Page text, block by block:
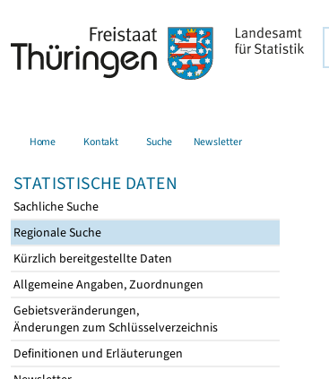
Home Kontakt Suche Newsletter
STATISTISCHE DATEN
Sachliche Suche
Regionale Suche
Kürzlich bereitgestellte Daten
Allgemeine Angaben, Zuordnungen
Gebietsveränderungen,
Änderungen zum Schlüsselverzeichnis
Definitionen und Erläuterungen